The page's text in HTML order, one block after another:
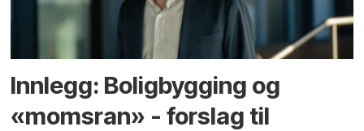
Innlegg: Boligbygging og
«momsran» - forslag til